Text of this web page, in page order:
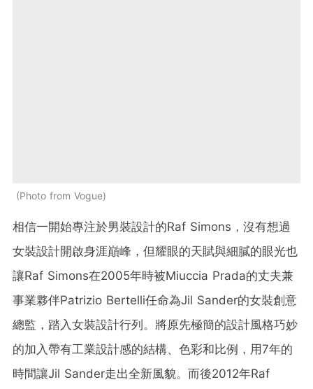
Photo from Vogue
相信一開始專注於男裝設計的Raf Simons，沒有想過
女裝設計開啟身涯巔峰，但耀眼的天賦與細膩的眼光也
讓Raf Simons在2005年時被Miuccia Prada的丈夫兼
事業夥伴Patrizio Bertelli任命為Jil Sander的女裝創意
總監，踏入女裝設計行列。將原先極簡的設計風格巧妙
的加入帶有工業設計感的結構、色彩和比例，用7年的
時間讓Jil Sander走出全新風貌。而後2012年Raf